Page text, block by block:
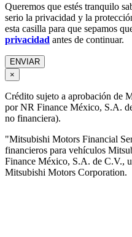
Queremos que estés tranquilo
serio la privacidad y la
esta casilla para que sepamos
privacidad antes de continuar.
×
Crédito sujeto a aprobación de
por NR Finance México, S.A.
no financiera).
"Mitsubishi Motors Financial
financieros para vehículos
Finance México, S.A. de C.V.,
Mitsubishi Motors Corporation.